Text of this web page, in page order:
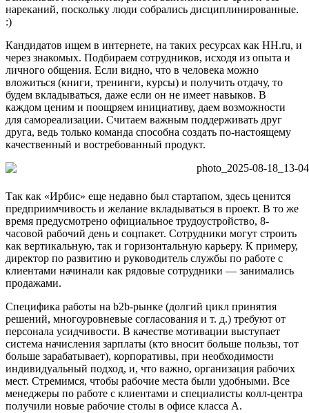
нареканий, поскольку люди собрались дисциплинированные.
:)
Кандидатов ищем в интернете, на таких ресурсах как HH.ru, и
через знакомых. Подбираем сотрудников, исходя из опыта и
личного общения. Если видно, что в человека можно
вложиться (книги, тренинги, курсы) и получить отдачу, то
будем вкладываться, даже если он не имеет навыков. В
каждом ценим и поощряем инициативу, даем возможности
для самореализации. Считаем важным поддерживать друг
друга, ведь только команда способна создать по-настоящему
качественный и востребованный продукт.
Так как «Ирбис» еще недавно был стартапом, здесь ценится
предприимчивость и желание вкладываться в проект. В то же
время предусмотрено официальное трудоустройство, 8-
часовой рабочий день и соцпакет. Сотрудники могут строить
как вертикальную, так и горизонтальную карьеру. К примеру,
директор по развитию и руководитель службы по работе с
клиентами начинали как рядовые сотрудники — занимались
продажами.
Специфика работы на b2b-рынке (долгий цикл принятия
решений, многоуровневые согласования и т. д.) требуют от
персонала усидчивости. В качестве мотивации выступает
система начисления зарплаты (кто вносит больше пользы, тот
больше зарабатывает), корпоративы, при необходимости
индивидуальный подход, и, что важно, организация рабочих
мест. Стремимся, чтобы рабочие места были удобными. Все
менеджеры по работе с клиентами и специалисты колл-центра
получили новые рабочие столы в офисе класса A.